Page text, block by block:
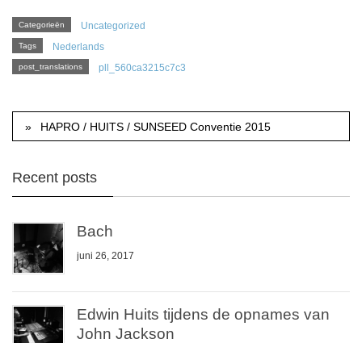
Categorieën Uncategorized
Tags Nederlands
post_translations pll_560ca3215c7c3
HAPRO / HUITS / SUNSEED Conventie 2015
Recent posts
Bach
juni 26, 2017
Edwin Huits tijdens de opnames van
John Jackson